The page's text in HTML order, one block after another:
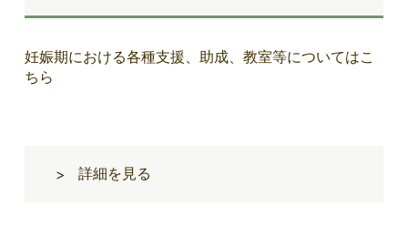
妊娠期における各種支援、助成、教室等についてはこ
ちら
> 詳細を見る